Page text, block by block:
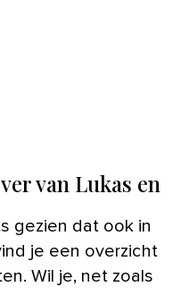
van Lukas en
je een overzicht
Wil je, net zoals